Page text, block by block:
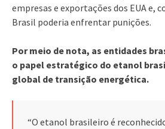
empresas e exportações dos EUA e,
Brasil poderia enfrentar punições.
Por meio de nota, as entidades
o papel estratégico do etanol
global de transição energética.
“O etanol brasileiro é